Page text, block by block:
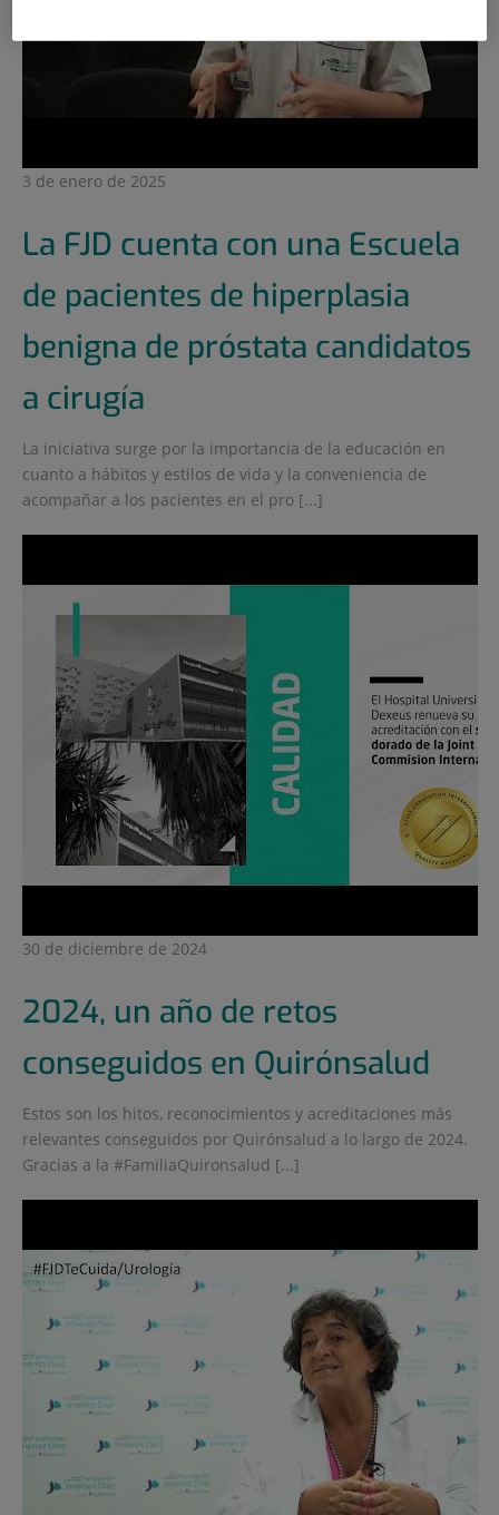
3 de enero de 2025
La FJD cuenta con una Escuela
de pacientes de hiperplasia
benigna de próstata candidatos
a cirugía
La iniciativa surge por la importancia de la educación en
cuanto a hábitos y estilos de vida y la conveniencia de
acompañar a los pacientes en el pro [...]
30 de diciembre de 2024
2024, un año de retos
conseguidos en Quirónsalud
Estos son los hitos, reconocimientos y acreditaciones más
relevantes conseguidos por Quirónsalud a lo largo de 2024.
Gracias a la #FamiliaQuironsalud [...]